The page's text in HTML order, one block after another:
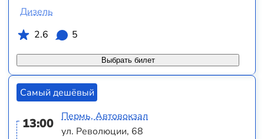
Выбрать билет
Дизель
2.6
5
Самый дешёвый
13:00
Пермь, Автовокзал
ул. Революции, 68